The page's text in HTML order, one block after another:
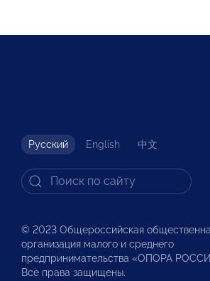
Русский English 中文
© 2023 Общероссийская
организация малого и среднего
предпринимательства «ОПОРА
Все права защищены.